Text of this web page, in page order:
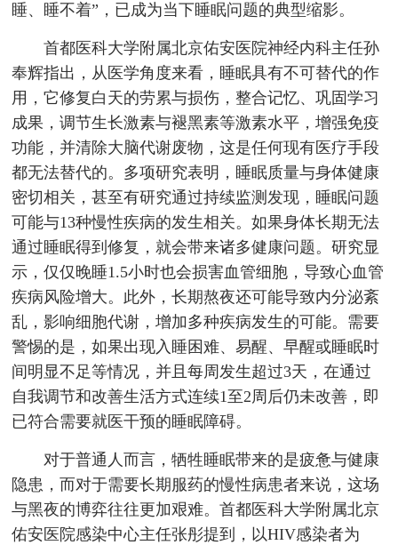
睡、睡不着”，已成为当下睡眠问题的典型缩影。
首都医科大学附属北京佑安医院神经内科主任孙
奉辉指出，从医学角度来看，睡眠具有不可替代的作
用，它修复白天的劳累与损伤，整合记忆、巩固学习
成果，调节生长激素与褪黑素等激素水平，增强免疫
功能，并清除大脑代谢废物，这是任何现有医疗手段
都无法替代的。多项研究表明，睡眠质量与身体健康
密切相关，甚至有研究通过持续监测发现，睡眠问题
可能与13种慢性疾病的发生相关。如果身体长期无法
通过睡眠得到修复，就会带来诸多健康问题。研究显
示，仅仅晚睡1.5小时也会损害血管细胞，导致心血管
疾病风险增大。此外，长期熬夜还可能导致内分泌紊
乱，影响细胞代谢，增加多种疾病发生的可能。需要
警惕的是，如果出现入睡困难、易醒、早醒或睡眠时
间明显不足等情况，并且每周发生超过3天，在通过
自我调节和改善生活方式连续1至2周后仍未改善，即
已符合需要就医干预的睡眠障碍。
对于普通人而言，牺牲睡眠带来的是疲惫与健康
隐患，而对于需要长期服药的慢性病患者来说，这场
与黑夜的博弈往往更加艰难。首都医科大学附属北京
佑安医院感染中心主任张彤提到，以HIV感染者为